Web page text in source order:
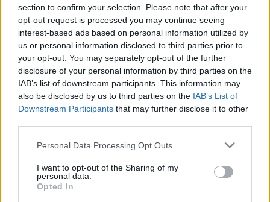
section to confirm your selection. Please note that after your
opt-out request is processed you may continue seeing
interest-based ads based on personal information utilized by
us or personal information disclosed to third parties prior to
your opt-out. You may separately opt-out of the further
disclosure of your personal information by third parties on the
IAB’s list of downstream participants. This information may
also be disclosed by us to third parties on the IAB’s List of
Downstream Participants that may further disclose it to other
Personal Data Processing Opt Outs
I want to opt-out of the Sharing of my
personal data.
Opted In